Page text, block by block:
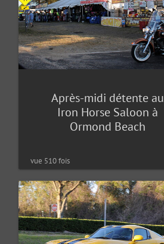
Après-midi détente au
Iron Horse Saloon à
Ormond Beach
vue 510 fois